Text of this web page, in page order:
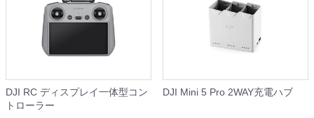
DJI RC ディスプレイ一体型コン
トローラー
DJI Mini 5 Pro 2WAY充電ハブ